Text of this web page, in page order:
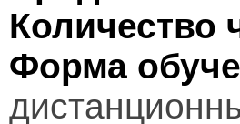
Количество
Форма